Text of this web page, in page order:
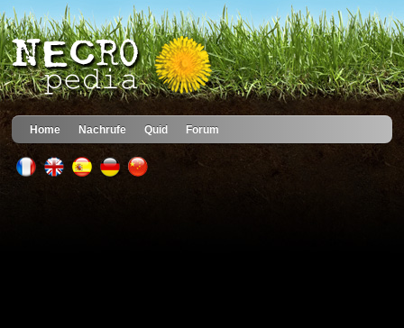
Home Nachrufe Quid Forum